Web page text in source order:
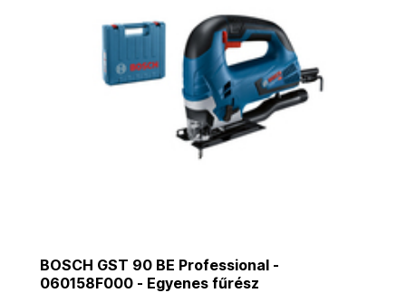
BOSCH GST 90 BE Professional -
060158F000 - Egyenes fűrész